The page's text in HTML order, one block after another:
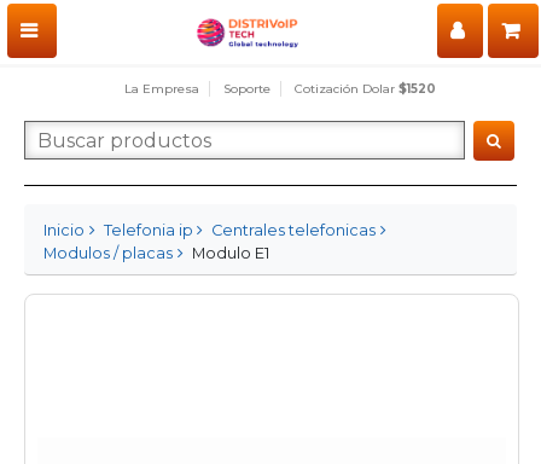
La Empresa Soporte Cotización Dolar $1520
Inicio Telefonia ip
Centrales telefonicas
Modulos / placas
Modulo E1